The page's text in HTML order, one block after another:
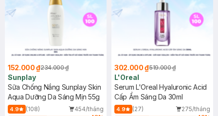
152.000 ₫234.000 ₫
Sunplay
Sữa Chống Nắng Sunplay Skin
Aqua Dưỡng Da Sáng Mịn 55g
4.9 (108)
454/tháng
302.000 ₫519.000 ₫
L'Oreal
Serum L'Oreal Hyaluronic Acid
Cấp Ẩm Sáng Da 30ml
4.9 (27)
275/tháng